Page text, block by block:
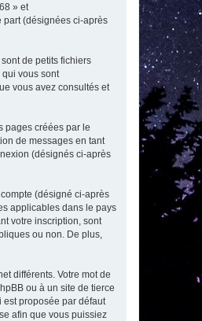
» et
part (désignées ci-après
de petits fichiers
vous sont
vous avez consultés et
pages créées par le
de messages en tant
(désignés ci-après
(désigné ci-après
applicables dans le pays
votre inscription, sont
ou non. De plus,
différents. Votre mot de
ou à un site de tierce
est proposée par défaut
afin que vous puissiez